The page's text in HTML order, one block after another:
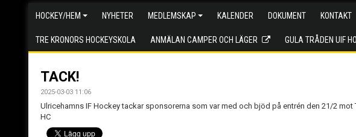
HOCKEY/HEM NYHETER MEDLEMSKAP KALENDER DOKUMENT KONTAKT
TRE KRONORS HOCKEYSKOLA ANMÄLAN CAMPER OCH LÄGER GULA TRÅDEN UIF
TACK!
2025-03-03 11:06
Ulricehamns IF Hockey tackar sponsorerna som var med och bjöd på entrén den 21/2 mot
HC